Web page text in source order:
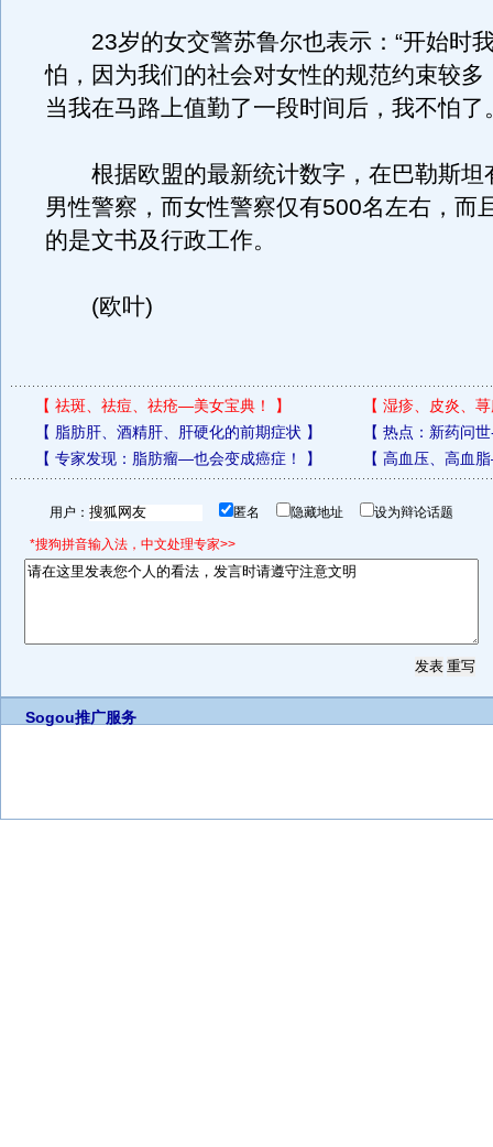
23岁的女交警苏鲁尔也表示：“开始时
怕，因为我们的社会对女性的规范约束较多
当我在马路上值勤了一段时间后，我不怕了
根据欧盟的最新统计数字，在巴勒斯坦
男性警察，而女性警察仅有500名左右，而
的是文书及行政工作。
(欧叶)
【 祛斑、祛痘、祛疮—美女宝典！ 】 【 湿疹、皮炎、
【 脂肪肝、酒精肝、肝硬化的前期症状 】 【 热点：新药问
【 专家发现：脂肪瘤—也会变成癌症！ 】 【 高血压、高血
用户： 匿名 隐藏地址 设为辩论话题
*搜狗拼音输入法，中文处理专家>>
Sogou推广服务